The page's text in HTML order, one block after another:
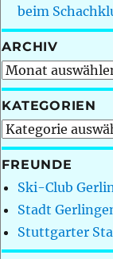
beim
ARCHIV
Archiv
KATEGORIEN
Kategorien
FREUNDE
Ski-Club
Stadt
Stuttgarter